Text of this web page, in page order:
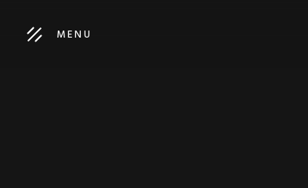
MENU